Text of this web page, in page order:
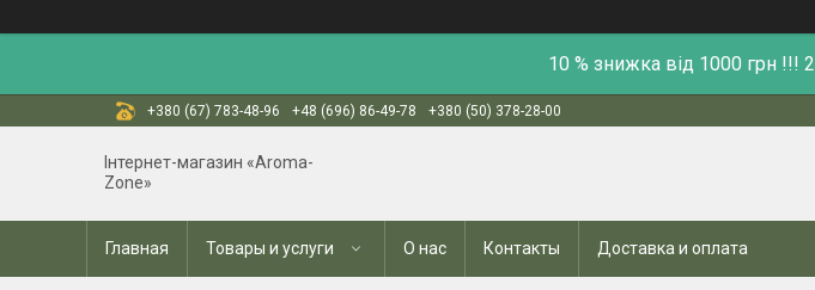
10 % знижка від 1000 грн !!!
+380 (67) 783-48-96 +48 (696) 86-49-78 +380 (50) 378-28-00
Інтернет-магазин «Aroma-
Zone»
Главная Товары и услуги О нас Контакты Доставка и оплата